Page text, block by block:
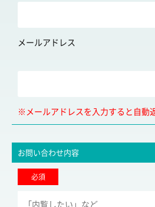
メールアドレス
※メールアドレスを入力すると自動
お問い合わせ内容
必須